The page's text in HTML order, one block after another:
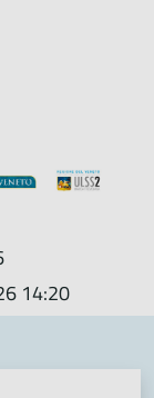
14:20